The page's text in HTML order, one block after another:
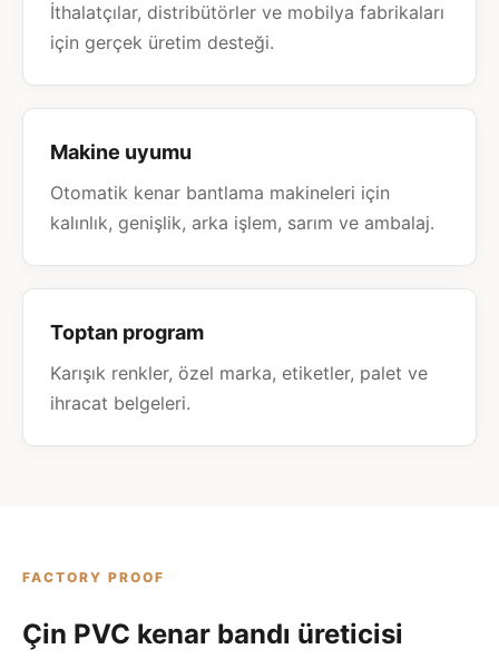
İthalatçılar, distribütörler ve mobilya fabrikaları
için gerçek üretim desteği.
Makine uyumu
Otomatik kenar bantlama makineleri için
kalınlık, genişlik, arka işlem, sarım ve ambalaj.
Toptan program
Karışık renkler, özel marka, etiketler, palet ve
ihracat belgeleri.
FACTORY PROOF
Çin PVC kenar bandı üreticisi